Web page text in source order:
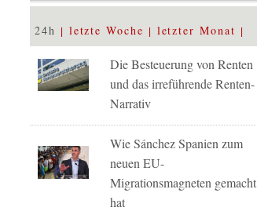
24h letzte Woche letzter Monat
Die Besteuerung von Renten
und das irreführende Renten-
Narrativ
Wie Sánchez Spanien zum
neuen EU-
Migrationsmagneten gemacht
hat